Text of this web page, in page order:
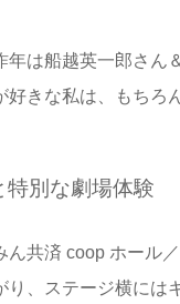
年は船越英一郎さん
好きな私は、もちろ
特別な劇場体験
ん共済 coop ホール
り、ステージ横には